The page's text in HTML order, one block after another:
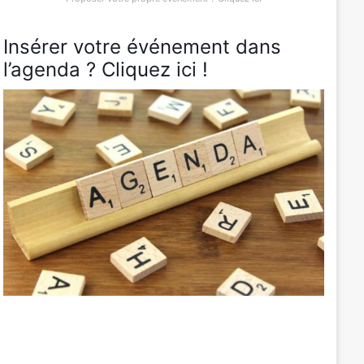
Insérer votre événement dans
l’agenda ? Cliquez ici !